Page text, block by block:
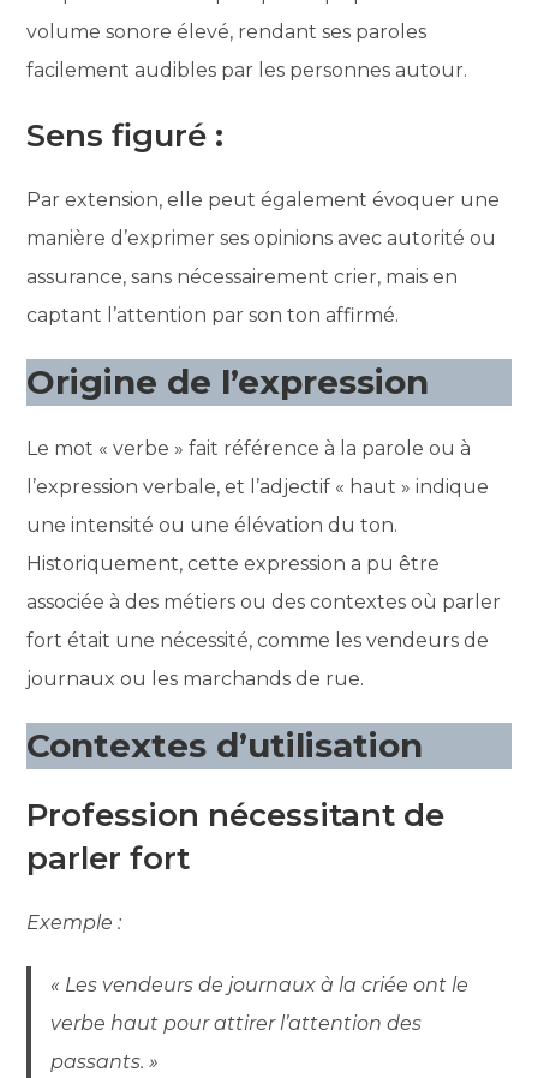
volume sonore élevé, rendant ses paroles
facilement audibles par les personnes autour.
Sens figuré :
Par extension, elle peut également évoquer une
manière d’exprimer ses opinions avec autorité ou
assurance, sans nécessairement crier, mais en
captant l’attention par son ton affirmé.
Origine de l’expression
Le mot « verbe » fait référence à la parole ou à
l’expression verbale, et l’adjectif « haut » indique
une intensité ou une élévation du ton.
Historiquement, cette expression a pu être
associée à des métiers ou des contextes où parler
fort était une nécessité, comme les vendeurs de
journaux ou les marchands de rue.
Contextes d’utilisation
Profession nécessitant de
parler fort
Exemple :
« Les vendeurs de journaux à la criée ont le
verbe haut pour attirer l’attention des
passants. »